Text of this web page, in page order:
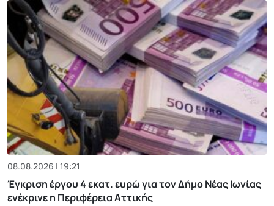
08.08.2026 | 19:21
Έγκριση έργου 4 εκατ. ευρώ για τον Δήμο Νέας Ιωνίας
ενέκρινε η Περιφέρεια Αττικής